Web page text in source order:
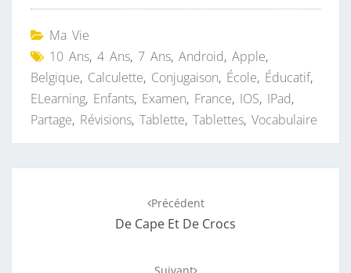
Ma Vie
10 Ans, 4 Ans, 7 Ans, Android, Apple,
Belgique, Calculette, Conjugaison, École, Éducatif,
ELearning, Enfants, Examen, France, IOS, IPad,
Partage, Révisions, Tablette, Tablettes, Vocabulaire
Précédent
De Cape Et De Crocs